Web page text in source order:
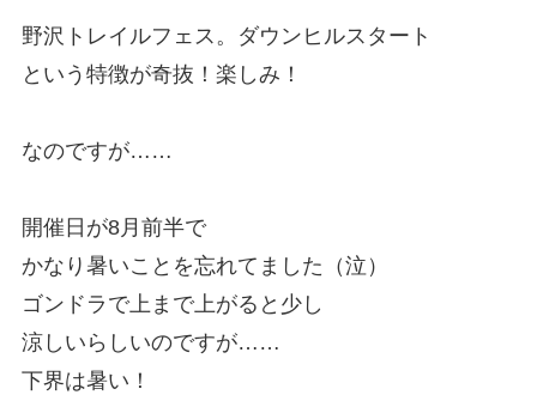
野沢トレイルフェス。ダウンヒルスタート
という特徴が奇抜！楽しみ！
なのですが……
開催日が8月前半で
かなり暑いことを忘れてました（泣）
ゴンドラで上まで上がると少し
涼しいらしいのですが……
下界は暑い！